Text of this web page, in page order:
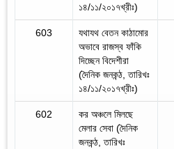
১৪/১১/২০১৭খ্রীঃ)
603
যথাযথ বেতন কাঠামোর
অভাবে রাজস্ব ফাঁকি
দিচ্ছেন বিদেশীরা
(দৈনিক জনকন্ঠ, তারিখঃ
১৪/১১/২০১৭খ্রীঃ)
602
কর অঞ্চলে মিলছে
মেলার সেবা (দৈনিক
জনকন্ঠ, তারিখঃ